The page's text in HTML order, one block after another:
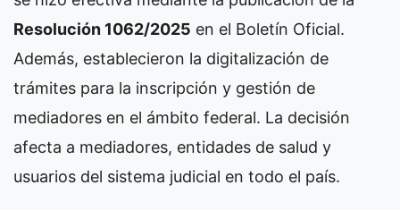
Resolución 1062/2025 en el Boletín Oficial.
Además, establecieron la digitalización de
trámites para la inscripción y gestión de
mediadores en el ámbito federal. La decisión
afecta a mediadores, entidades de salud y
usuarios del sistema judicial en todo el país.